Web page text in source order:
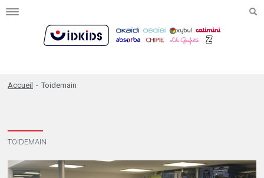
Toggle
Accueil - Toidemain
TOIDEMAIN